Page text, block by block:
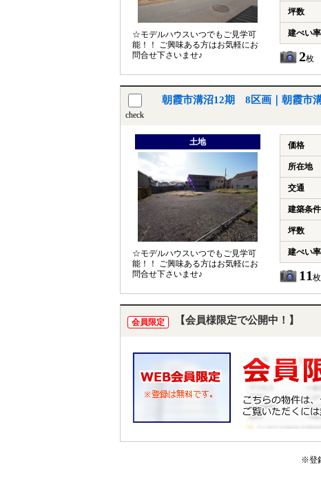
☆モデルハウスいつでもご見学可
能！！ ご興味ある方はお気軽にお
問合せ下さいませ♪
坪数
建ぺい率
2枚
check
朝霞市溝沼12期 8区画｜朝霞市
土地
☆モデルハウスいつでもご見学可
能！！ ご興味ある方はお気軽にお
問合せ下さいませ♪
価格
所在地
交通
建築条件
坪数
建ぺい率
11
会員限定 【会員様限定で公開中！】
※登